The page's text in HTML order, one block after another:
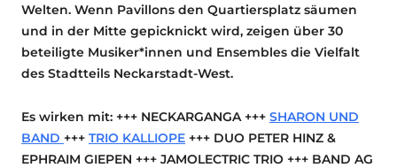
Welten. Wenn Pavillons den Quartiersplatz säumen
und in der Mitte gepicknickt wird, zeigen über 30
beteiligte Musiker*innen und Ensembles die Vielfalt
des Stadtteils Neckarstadt-West.
Es wirken mit: +++ NECKARGANGA +++ SHARON UND
BAND +++ TRIO KALLIOPE +++ DUO PETER HINZ &
EPHRAIM GIEPEN +++ JAMOLECTRIC TRIO +++ BAND AG